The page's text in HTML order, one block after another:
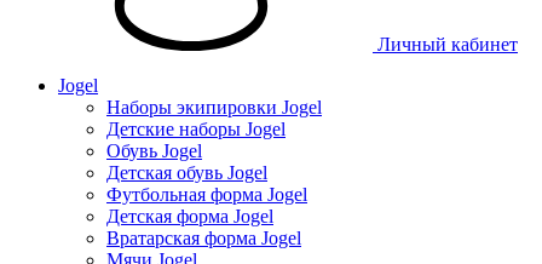
Личный кабинет
Jogel
Наборы экипировки Jogel
Детские наборы Jogel
Обувь Jogel
Детская обувь Jogel
Футбольная форма Jogel
Детская форма Jogel
Вратарская форма Jogel
Мячи Jogel